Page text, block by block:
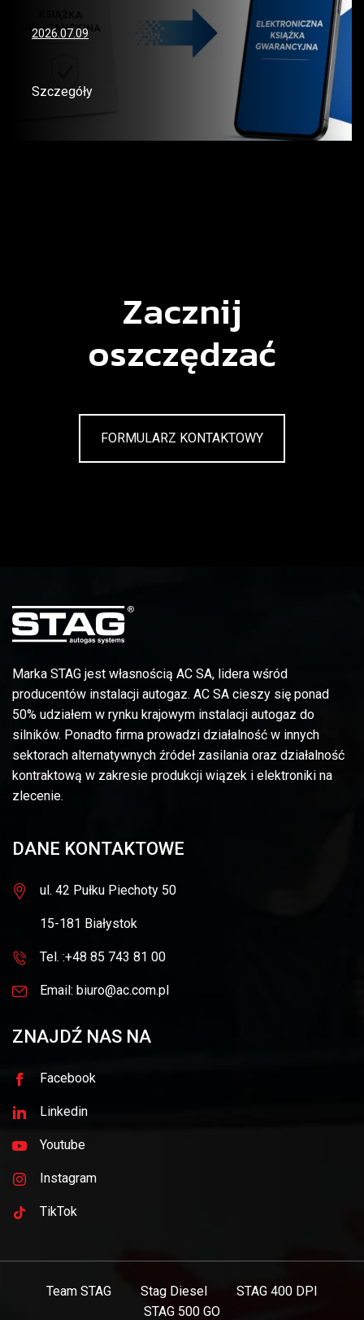
2026.07.09
Szczegóły
Zacznij
oszczędzać
FORMULARZ KONTAKTOWY
Marka STAG jest własnością AC SA, lidera wśród
producentów instalacji autogaz. AC SA cieszy się ponad
50% udziałem w rynku krajowym instalacji autogaz do
silników. Ponadto firma prowadzi działalność w innych
sektorach alternatywnych źródeł zasilania oraz działalność
kontraktową w zakresie produkcji wiązek i elektroniki na
zlecenie.
DANE KONTAKTOWE
ul. 42 Pułku Piechoty 50
15-181 Białystok
Tel. :+48 85 743 81 00
Email: biuro@ac.com.pl
ZNAJDŹ NAS NA
Facebook
Linkedin
Youtube
Instagram
TikTok
Team STAG Stag Diesel
STAG 400 DPI
STAG 500 GO